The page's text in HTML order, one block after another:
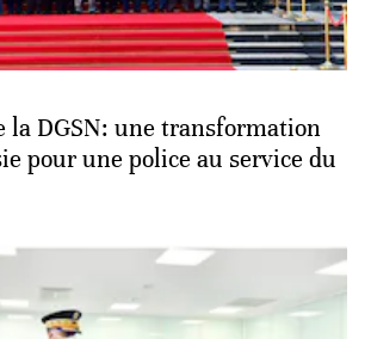
la DGSN: une transformation
pour une police au service du